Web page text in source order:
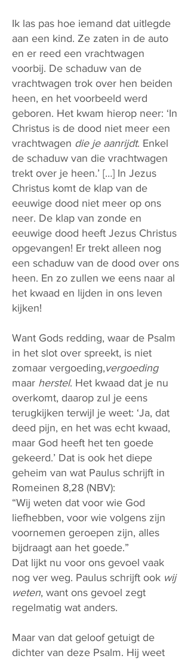
Ik las pas hoe iemand dat uitlegde
aan een kind. Ze zaten in de auto
en er reed een vrachtwagen
voorbij. De schaduw van de
vrachtwagen trok over hen beiden
heen, en het voorbeeld werd
geboren. Het kwam hierop neer: ‘In
Christus is de dood niet meer een
vrachtwagen die je aanrijdt. Enkel
de schaduw van die vrachtwagen
trekt over je heen.’ […] In Jezus
Christus komt de klap van de
eeuwige dood niet meer op ons
neer. De klap van zonde en
eeuwige dood heeft Jezus Christus
opgevangen! Er trekt alleen nog
een schaduw van de dood over ons
heen. En zo zullen we eens naar al
het kwaad en lijden in ons leven
kijken!
Want Gods redding, waar de Psalm
in het slot over spreekt, is niet
zomaar vergoeding,vergoeding
maar herstel. Het kwaad dat je nu
overkomt, daarop zul je eens
terugkijken terwijl je weet: ‘Ja, dat
deed pijn, en het was echt kwaad,
maar God heeft het ten goede
gekeerd.’ Dat is ook het diepe
geheim van wat Paulus schrijft in
Romeinen 8,28 (NBV):
“Wij weten dat voor wie God
liefhebben, voor wie volgens zijn
voornemen geroepen zijn, alles
bijdraagt aan het goede.”
Dat lijkt nu voor ons gevoel vaak
nog ver weg. Paulus schrijft ook wij
weten, want ons gevoel zegt
regelmatig wat anders.
Maar van dat geloof getuigt de
dichter van deze Psalm. Hij weet